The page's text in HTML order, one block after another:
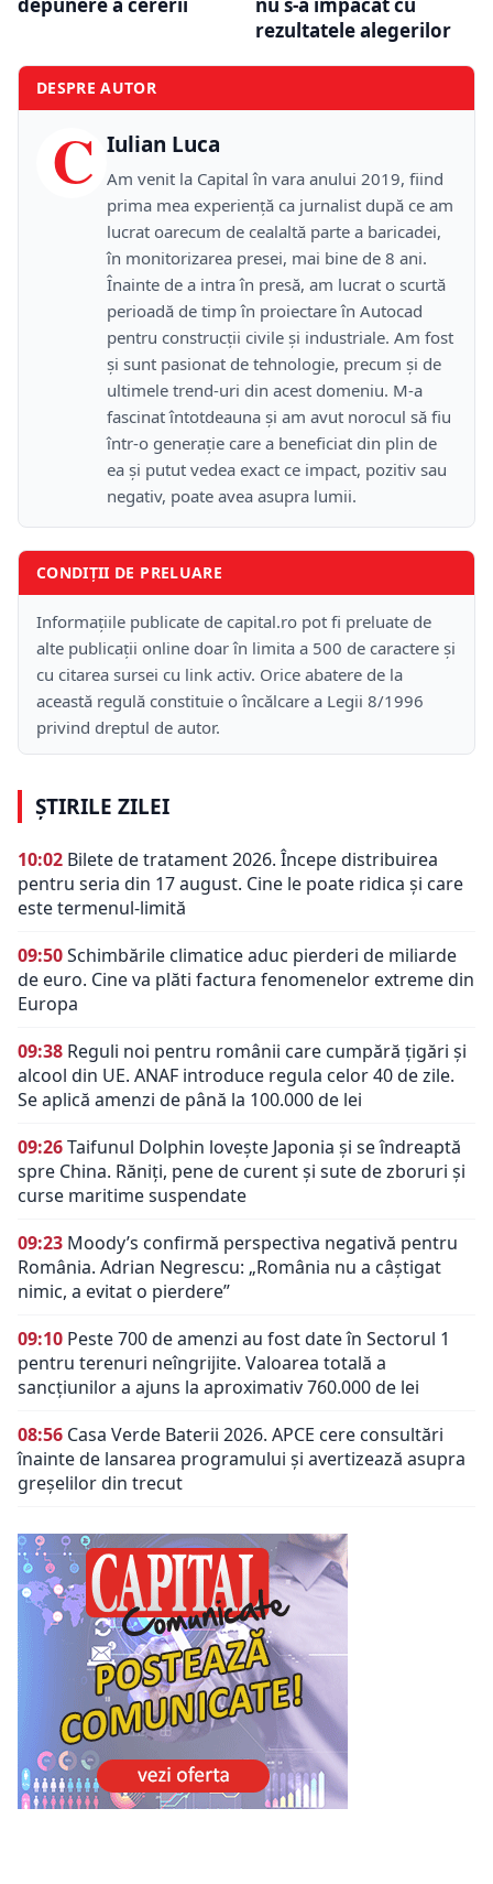
rezultatele alegerilor
DESPRE AUTOR
C Iulian Luca
Am venit la Capital în vara anului 2019, fiind
prima mea experiență ca jurnalist după ce am
lucrat oarecum de cealaltă parte a baricadei,
în monitorizarea presei, mai bine de 8 ani.
Înainte de a intra în presă, am lucrat o scurtă
perioadă de timp în proiectare în Autocad
pentru construcții civile și industriale. Am fost
și sunt pasionat de tehnologie, precum și de
ultimele trend-uri din acest domeniu. M-a
fascinat întotdeauna și am avut norocul să fiu
într-o generație care a beneficiat din plin de
ea și putut vedea exact ce impact, pozitiv sau
negativ, poate avea asupra lumii.
CONDIȚII DE PRELUARE
Informațiile publicate de capital.ro pot fi preluate de
alte publicații online doar în limita a 500 de caractere și
cu citarea sursei cu link activ. Orice abatere de la
această regulă constituie o încălcare a Legii 8/1996
privind dreptul de autor.
ȘTIRILE ZILEI
10:02 Bilete de tratament 2026. Începe distribuirea
pentru seria din 17 august. Cine le poate ridica și care
este termenul-limită
09:50Schimbările climatice aduc pierderi de miliarde
de euro. Cine va plăti factura fenomenelor extreme din
Europa
09:38 Reguli noi pentru românii care cumpără țigări și
alcool din UE. ANAF introduce regula celor 40 de zile.
Se aplică amenzi de până la 100.000 de lei
09:26Taifunul Dolphin lovește Japonia și se îndreaptă
spre China. Răniți, pene de curent și sute de zboruri și
curse maritime suspendate
09:23 Moody’s confirmă perspectiva negativă pentru
România. Adrian Negrescu: „România nu a câștigat
nimic, a evitat o pierdere”
09:10 Peste 700 de amenzi au fost date în Sectorul 1
pentru terenuri neîngrijite. Valoarea totală a
sancțiunilor a ajuns la aproximativ 760.000 de lei
08:56 Casa Verde Baterii 2026. APCE cere consultări
înainte de lansarea programului și avertizează asupra
greșelilor din trecut